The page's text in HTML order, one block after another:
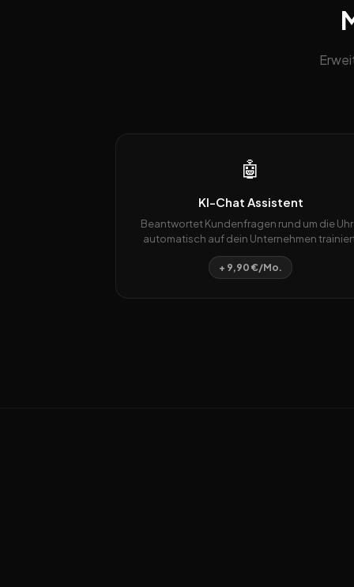
🤖
KI-Chat Assistent
Beantwortet Kundenfragen rund um die Uhr
automatisch auf dein Unternehmen
+ 9,90 €/Mo.